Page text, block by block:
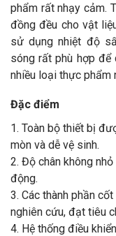
phẩm rất nhạy cảm.
đồng đều cho vật
sử dụng nhiệt độ
sóng rất phù hợp để
nhiều loại thực phẩm
Đặc điểm
1. Toàn bộ thiết bị
mòn và dễ vệ sinh.
2. Độ chân không
động.
3. Các thành phần
nghiên cứu, đạt tiêu
4. Hệ thống điều